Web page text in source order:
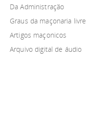
Da Administração
Graus da maçonaria livre
Artigos maçonicos
Arquivo digital de áudio